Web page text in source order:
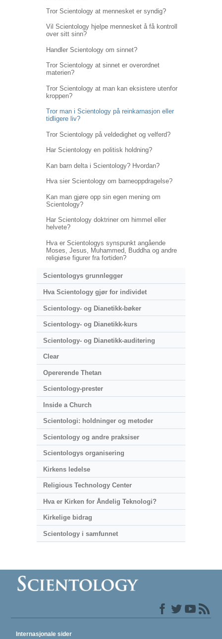
Tror Scientology at mennesket er syndig?
Vil Scientology hjelpe mennesket å få kontroll
over sitt sinn?
Handler Scientology om sinnet?
Tror Scientology at sinnet er overordnet
materien?
Tror Scientology at man kan eksistere utenfor
kroppen?
Tror man i Scientology på reinkarnasjon eller
tidligere liv?
Tror Scientology på veldedighet og velferd?
Har Scientology en politisk holdning?
Kan barn delta i Scientology? Hvordan?
Hva sier Scientology om barneoppdragelse?
Kan man gjøre opp sin egen mening om
Scientology?
Har Scientology doktriner om himmel eller
helvete?
Hva er Scientologys synspunkt angående
Moses, Jesus, Muhammed, Buddha og andre
religiøse figurer fra fortiden?
Scientologys grunnlegger
Hva Scientology gjør for individet
Scientology- og Dianetikk-bøker
Scientology- og Dianetikk-kurs
Scientology- og Dianetikk-auditering
Clear
Opererende Thetan
Scientology-prester
Inside a Church
Scientologi: holdninger og metoder
Scientology og andre praksiser
Scientologys organisering
Kirkens ledelse
Religious Technology Center
Hva er Kirken for Åndelig Teknologi?
Kirkelige bidrag
Scientology i samfunnet
Internasjonale sider